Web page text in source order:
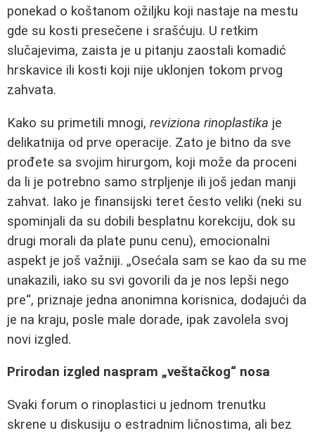
ponekad o koštanom ožiljku koji nastaje na mestu
gde su kosti presečene i srašćuju. U retkim
slučajevima, zaista je u pitanju zaostali komadić
hrskavice ili kosti koji nije uklonjen tokom prvog
zahvata.
Kako su primetili mnogi, reviziona rinoplastika je
delikatnija od prve operacije. Zato je bitno da sve
prođete sa svojim hirurgom, koji može da proceni
da li je potrebno samo strpljenje ili još jedan manji
zahvat. Iako je finansijski teret često veliki (neki su
spominjali da su dobili besplatnu korekciju, dok su
drugi morali da plate punu cenu), emocionalni
aspekt je još važniji. „Osećala sam se kao da su me
unakazili, iako su svi govorili da je nos lepši nego
pre“, priznaje jedna anonimna korisnica, dodajući da
je na kraju, posle male dorade, ipak zavolela svoj
novi izgled.
Prirodan izgled naspram „veštačkog“ nosa
Svaki forum o rinoplastici u jednom trenutku
skrene u diskusiju o estradnim ličnostima, ali bez